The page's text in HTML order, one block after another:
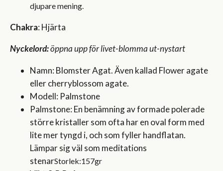
djupare mening.
Chakra: Hjärta
Nyckelord:öppna upp för livet-blomma ut-nystart
Namn: Blomster Agat. Även kallad Flower agate
eller cherryblossom agate.
Modell: Palmstone
Palmstone: En benämning av formade polerade
större kristaller som ofta har en oval form med
lite mer tyngd i, och som fyller handflatan.
Lämpar sig väl som meditations
stenarStorlek:157gr